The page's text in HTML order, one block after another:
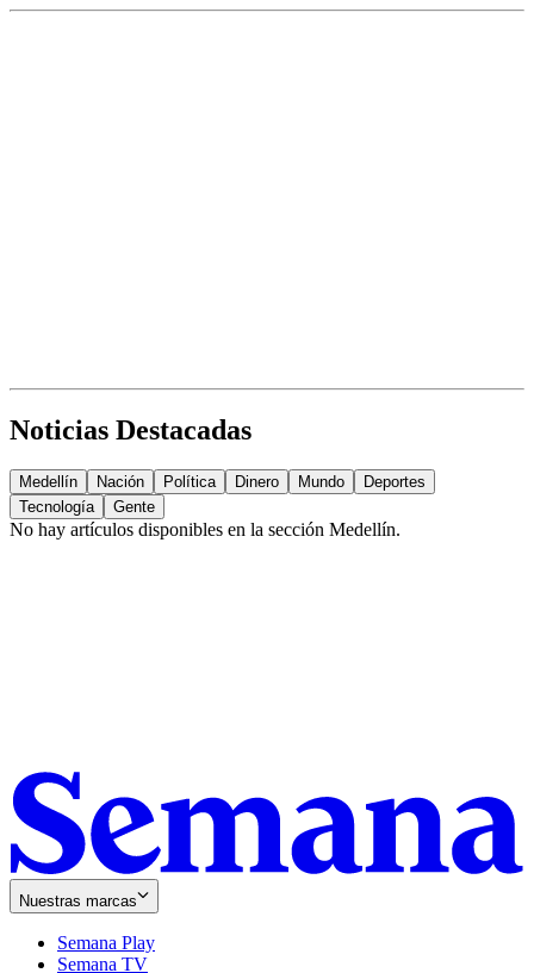
Noticias Destacadas
Medellín Nación Política Dinero Mundo
Deportes
Tecnología
Gente
No hay artículos disponibles en la sección Medellín.
Nuestras marcas
Semana Play
Semana TV